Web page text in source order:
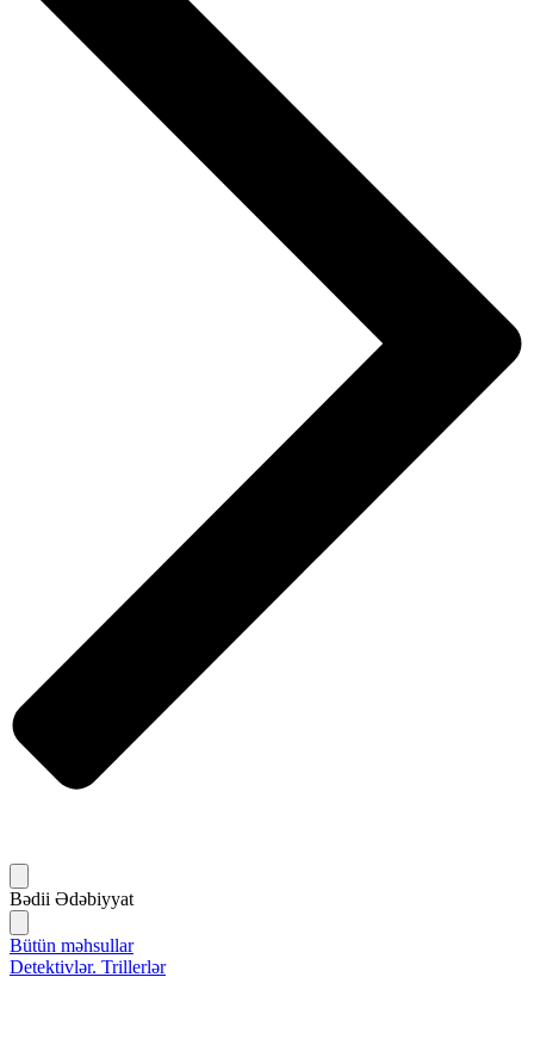
Bədii Ədəbiyyat
Bütün məhsullar
Detektivlər. Trillerlər